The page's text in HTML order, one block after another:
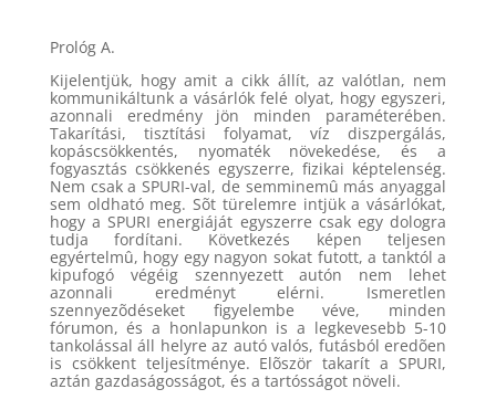
Prológ A.
Kijelentjük, hogy amit a cikk állít, az valótlan, nem
kommunikáltunk a vásárlók felé olyat, hogy egyszeri,
azonnali eredmény jön minden paraméterében.
Takarítási, tisztítási folyamat, víz diszpergálás,
kopáscsökkentés, nyomaték növekedése, és a
fogyasztás csökkenés egyszerre, fizikai képtelenség.
Nem csak a SPURI-val, de semminemû más anyaggal
sem oldható meg. Sõt türelemre intjük a vásárlókat,
hogy a SPURI energiáját egyszerre csak egy dologra
tudja fordítani. Következés képen teljesen
egyértelmû, hogy egy nagyon sokat futott, a tanktól a
kipufogó végéig szennyezett autón nem lehet
azonnali eredményt elérni. Ismeretlen
szennyezõdéseket figyelembe véve, minden
fórumon, és a honlapunkon is a legkevesebb 5-10
tankolással áll helyre az autó valós, futásból eredõen
is csökkent teljesítménye. Elõször takarít a SPURI,
aztán gazdaságosságot, és a tartósságot növeli.